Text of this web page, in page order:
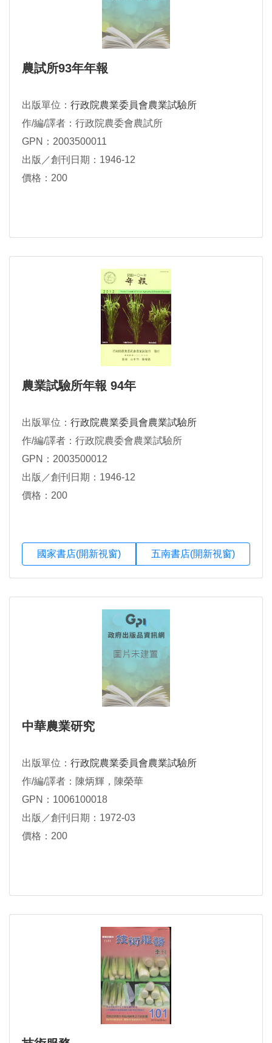
農試所93年年報
出版單位： 行政院農業委員會農業試驗所
作/編/譯者：行政院農委會農試所
GPN：2003500011
出版／創刊日期：1946-12
價格：200
農業試驗所年報 94年
出版單位： 行政院農業委員會農業試驗所
作/編/譯者：行政院農委會農業試驗所
GPN：2003500012
出版／創刊日期：1946-12
價格：200
國家書店(開新視窗) 五南書店(開新視窗)
中華農業研究
出版單位： 行政院農業委員會農業試驗所
作/編/譯者：陳炳輝，陳榮華
GPN：1006100018
出版／創刊日期：1972-03
價格：200